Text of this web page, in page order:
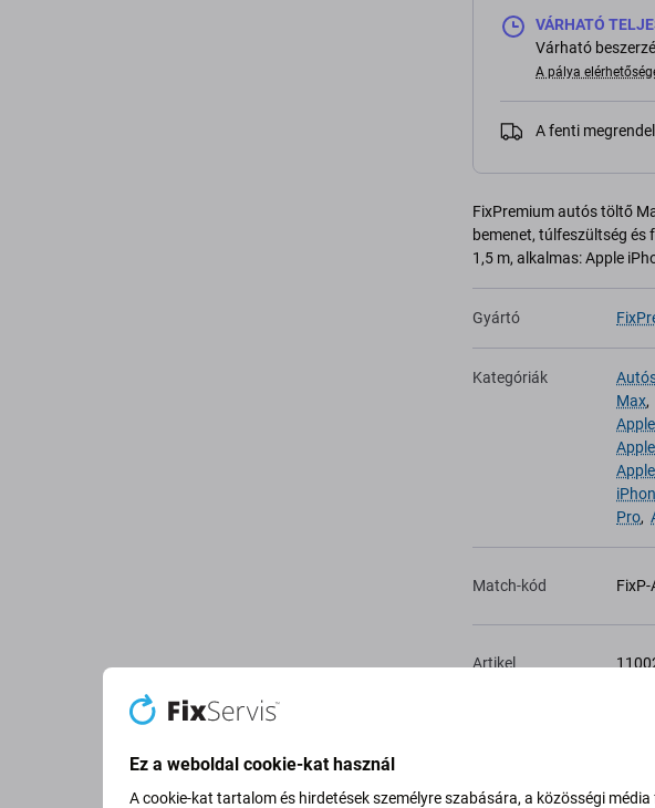
VÁRHATÓ
Várható
A pálya
A fenti
FixPremium autós töltő
bemenet, túlfeszültség és
1,5 m, alkalmas: Apple
Gyártó
Kategóriák
Max,
Pro,
Match-kód FixP-
Artikel
Ez a weboldal cookie-kat használ
A cookie-kat tartalom és hirdetések személyre szabására, a közösségi